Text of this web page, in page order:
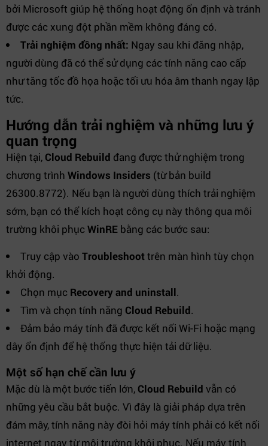
bởi Microsoft giúp hệ thống hoạt động ổn định và tránh
được các xung đột phần mềm không đáng có.
Trải nghiệm đồng nhất: Ngay sau khi đăng nhập,
người dùng đã có thể sử dụng các tính năng cao cấp
như tăng tốc đồ họa hoặc tối ưu hóa âm thanh ngay lập
tức.
Hướng dẫn trải nghiệm và những lưu ý
quan trọng
Hiện tại, Cloud Rebuild đang được thử nghiệm trong
chương trình Windows Insiders (từ bản build
26300.8772). Nếu bạn là người dùng thích trải nghiệm
sớm, bạn có thể kích hoạt công cụ này thông qua môi
trường khôi phụcWinRE bằng các bước sau:
Truy cập vào Troubleshoottrên màn hình tùy chọn
khởi động.
Chọn mục Recovery and uninstall.
Tìm và chọn tính năng Cloud Rebuild.
Đảm bảo máy tính đã được kết nối Wi-Fi hoặc mạng
dây ổn định để hệ thống thực hiện tải dữ liệu.
Một số hạn chế cần lưu ý
Mặc dù là một bước tiến lớn, Cloud Rebuild vẫn có
những yêu cầu bắt buộc. Vì đây là giải pháp dựa trên
đám mây, tính năng này đòi hỏi máy tính phải có kết nối
internet ngay từ môi trường khôi phục. Nếu máy tính